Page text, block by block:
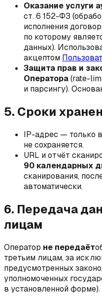
Оказание услуги
ст. 6 152-ФЗ
исполнения
по которому
данных).
акцептом
Защита прав и
Оператора(rate-
и парсингу).
5. Сроки
IP-адрес — только
не сохраняется.
URL и отчёт
90 календарных
сканирования,
автоматически.
6. Передача
лицам
Оператор не передаёт
третьим лицам, за
предусмотренных
уполномоченных
в установленной форме).